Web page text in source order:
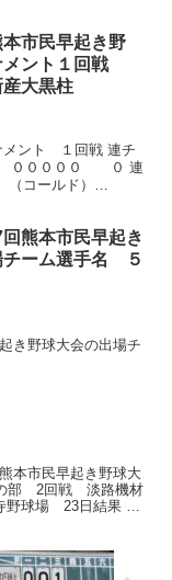
市民早起き野
ント１回戦
大黒柱
メント １回戦 連チ
０００００ ０ 連
ルド）
熊本市民早起き
ーム選手名 ５
き野球大会の出場チ
本市民早起き野球大
部 2回戦 淡路機材
球場 23日結果 と